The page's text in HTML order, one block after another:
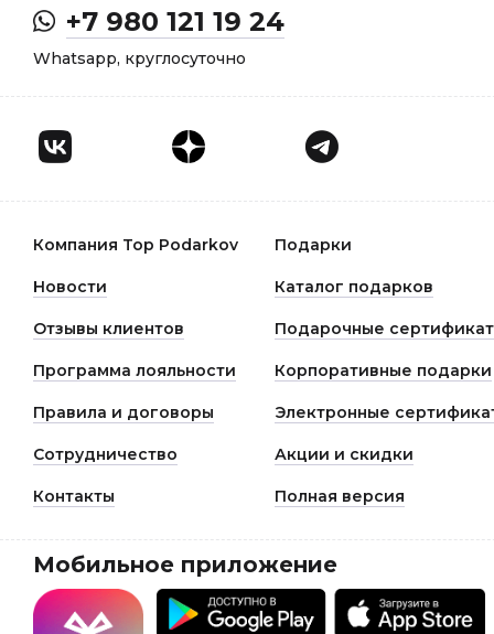
+7 980 121 19 24
Whatsapp, круглосуточно
Компания Top Podarkov Подарки
Новости Каталог подарков
Отзывы клиентов Подарочные
Программа лояльности Корпоративные подарки
Правила и договоры Электронные
Сотрудничество Акции и скидки
Контакты Полная версия
Мобильное приложение